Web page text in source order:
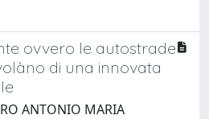
ovvero le autostrade
di una innovata
ANTONIO MARIA